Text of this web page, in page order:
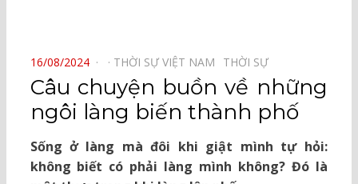
POSTED
ON
16/08/2024 THỜI SỰ VIỆT NAM⠀ THỜI SỰ⠀
Câu chuyện buồn về những
ngôi làng biến thành phố
Sống ở làng mà đôi khi giật mình tự hỏi:
không biết có phải làng mình không? Đó là